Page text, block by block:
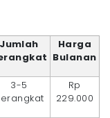
Jumlah
Harga
Bulanan
3-5
Rp
229.000